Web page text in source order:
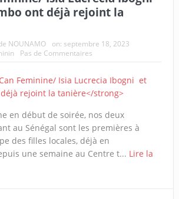
ont déjà rejoint la
NOUNAMO on: septembre 18, 2023
Pas de Commentaires
en début de soirée, nos deux
au Sénégal sont les premières à
des filles locales, déjà en
une semaine au Centre t... Lire la